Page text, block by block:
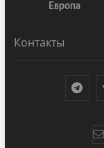
Европа
Контакты